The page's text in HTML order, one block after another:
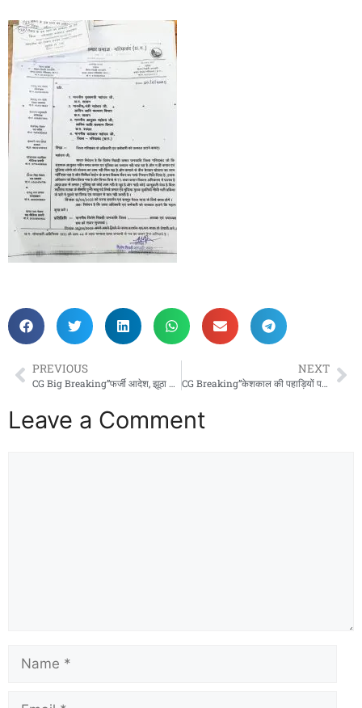
PREVIOUS
CG Big Breaking”फर्जी आदेश, झूठा ओहदा! — दिनेश कुमार प्रधान का ‘कुर्सी कुचक्र’ बेनकाब… पदोन्नति रद्द, अब फिर वही पुराना पद!”
NEXT
CG Breaking”केशकाल की पहाड़ियों पर विकास का सुपर हाईवे!’’: 307.96 करोड़ की बाईपास योजना से बस्तर की किस्मत बदलेगी, डबल इंजन सरकार ने विकास को दी रफ्तार!
Leave a Comment